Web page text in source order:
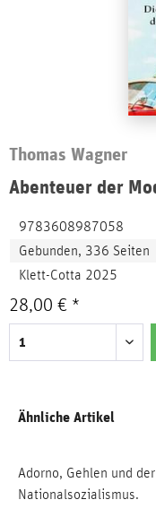
Thomas Wagner
Abenteuer der
9783608987058
Gebunden, 336 Seiten
Klett-Cotta 2025
28,00 € *
Ähnliche Artikel
Adorno, Gehlen und
Nationalsozialismus.